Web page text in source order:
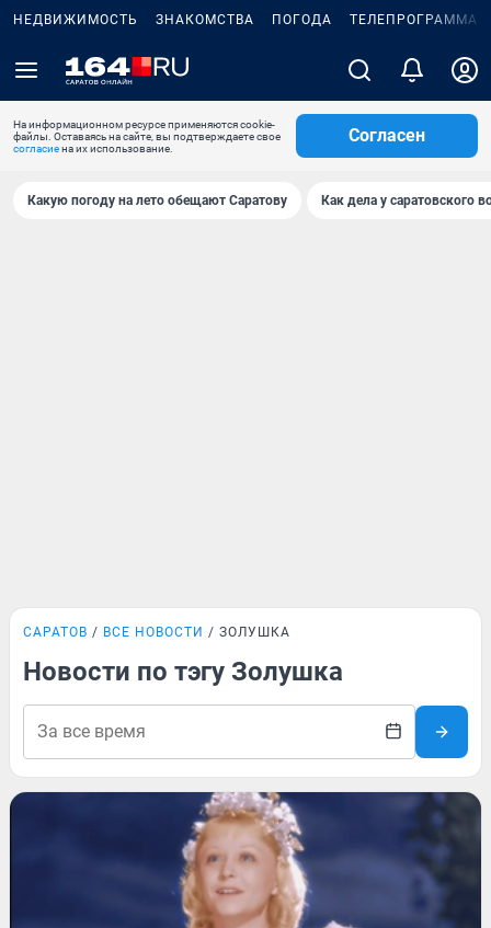
НЕДВИЖИМОСТЬ ЗНАКОМСТВА ПОГОДА ТЕЛЕПРОГРАММА
На информационном ресурсе применяются cookie-
файлы. Оставаясь на сайте, вы подтверждаете свое
согласиена их использование.
Согласен
Какую погоду на лето обещают Саратову Как дела у саратовского
САРАТОВ ВСЕ НОВОСТИ ЗОЛУШКА
Новости по тэгу Золушка